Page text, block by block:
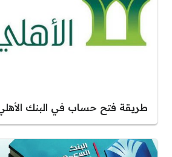
طريقة فتح حساب في البنك